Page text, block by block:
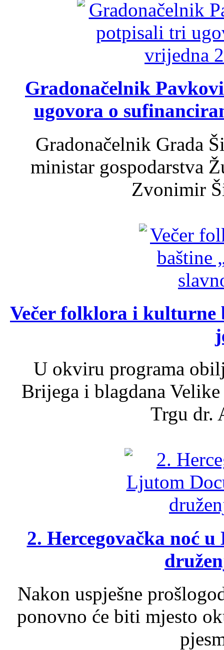
Gradonačelnik
ugovora o
Gradonačelnik Grada
ministar gospodarstva
Zvonimir
Večer folklora i kulturne
U okviru programa
Brijega i blagdana
Trgu dr.
2. Hercegovačka noć
Nakon uspješne
ponovno će biti mjesto